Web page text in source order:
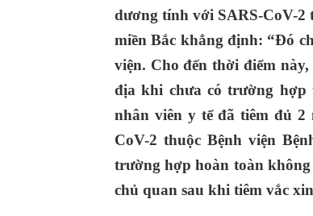
dương tính với SARS-CoV-2
miền Bắc khẳng định: “Đó
viện. Cho đến thời điểm
địa khi chưa có trường hợp
nhân viên y tế đã tiêm đủ
CoV-2 thuộc Bệnh viện
trường hợp hoàn toàn
chủ quan sau khi tiêm vắc